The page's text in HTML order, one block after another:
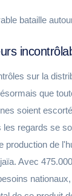
bataille
sur la
que
soient
les regards se
production de
Avec